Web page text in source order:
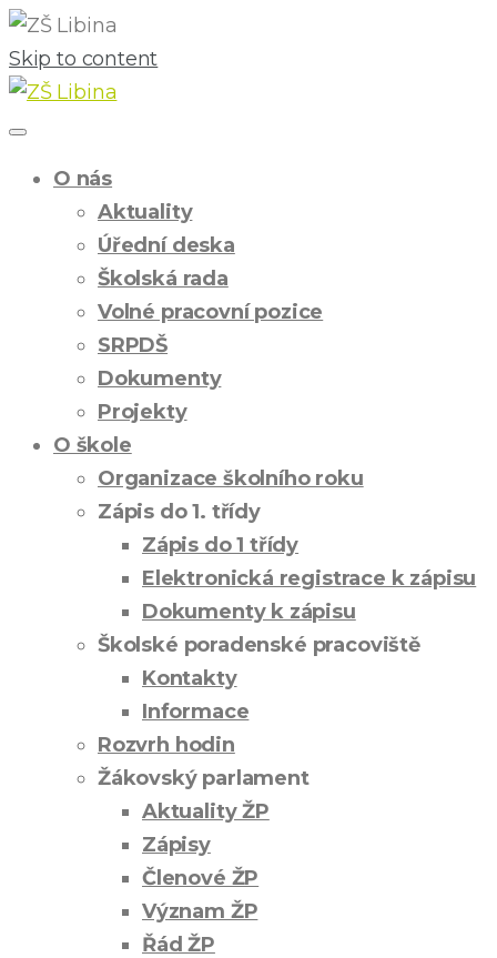
Skip to content
O nás
Aktuality
Úřední deska
Školská rada
Volné pracovní pozice
SRPDŠ
Dokumenty
Projekty
O škole
Organizace školního roku
Zápis do 1. třídy
Zápis do 1 třídy
Elektronická registrace k zápisu
Dokumenty k zápisu
Školské poradenské pracoviště
Kontakty
Informace
Rozvrh hodin
Žákovský parlament
Aktuality ŽP
Zápisy
Členové ŽP
Význam ŽP
Řád ŽP